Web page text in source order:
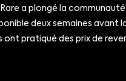
a plongé la
deux semaines avant
pratiqué des prix de